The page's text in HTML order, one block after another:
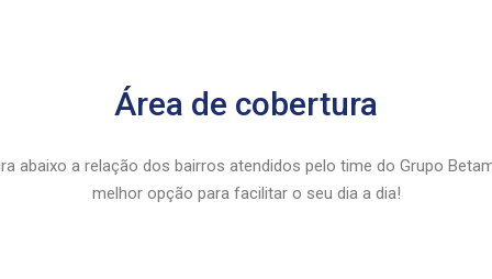
Área de cobertura
abaixo a relação dos bairros atendidos pelo time do Grupo
melhor opção para facilitar o seu dia a dia!